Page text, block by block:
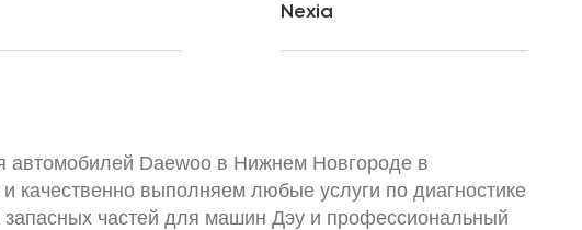
Nexia
Daewoo в Нижнем Новгороде в
качественно выполняем любые услуги по диагностике
частей для машин Дэу и профессиональный